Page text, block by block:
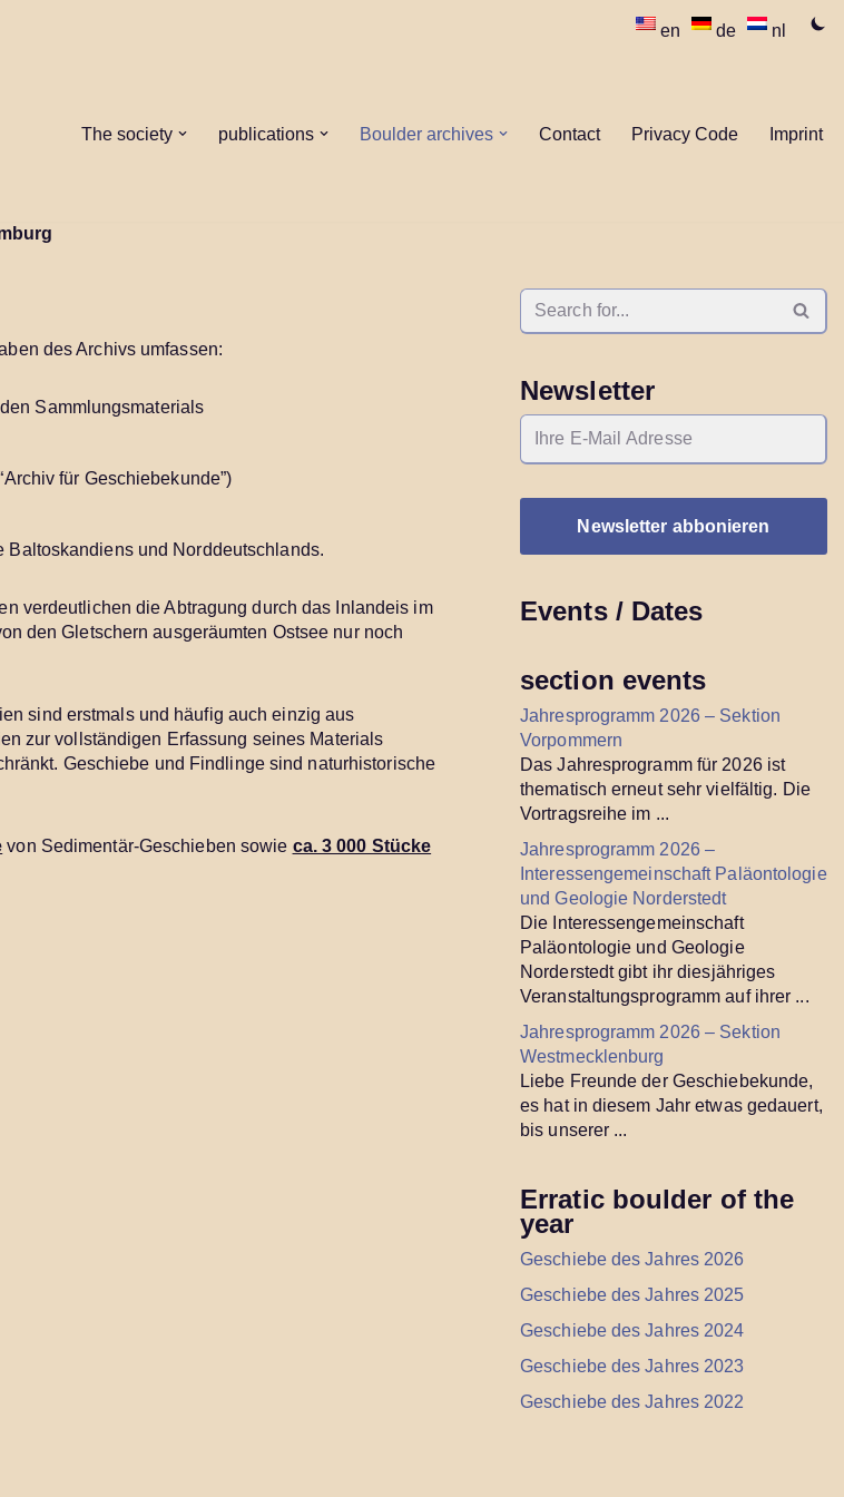
en de nl
The society publications Boulder archives Contact Privacy Code Imprint
des Archivs umfassen:
Sammlungsmaterials
für Geschiebekunde”)
und Norddeutschlands.
verdeutlichen die Abtragung durch das Inlandeis im
den Gletschern ausgeräumten Ostsee nur noch
sind erstmals und häufig auch einzig aus
zur vollständigen Erfassung seines Materials
Geschiebe und Findlinge sind naturhistorische
von Sedimentär-Geschieben sowie ca. 3 000 Stücke
Newsletter
Events / Dates
section events
Jahresprogramm 2026 – Sektion
Vorpommern
Das Jahresprogramm für 2026 ist
thematisch erneut sehr vielfältig. Die
Vortragsreihe im ...
Jahresprogramm 2026 –
Interessengemeinschaft Paläontologie
und Geologie Norderstedt
Die Interessengemeinschaft
Paläontologie und Geologie
Norderstedt gibt ihr diesjähriges
Veranstaltungsprogramm auf ihrer ...
Jahresprogramm 2026 – Sektion
Westmecklenburg
Liebe Freunde der Geschiebekunde,
es hat in diesem Jahr etwas gedauert,
bis unserer ...
Erratic boulder of the
year
Geschiebe des Jahres 2026
Geschiebe des Jahres 2025
Geschiebe des Jahres 2024
Geschiebe des Jahres 2023
Geschiebe des Jahres 2022